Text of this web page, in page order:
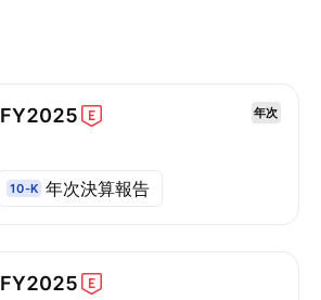
FY2025 年次
10-K 年次決算報告
FY2025